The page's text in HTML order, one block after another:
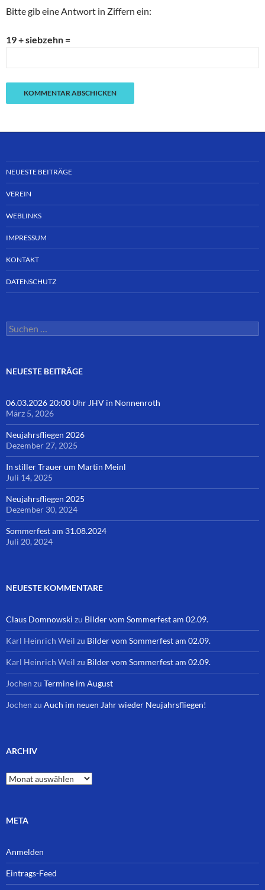
Bitte gib eine Antwort in Ziffern ein:
19 + siebzehn =
NEUESTE BEITRÄGE
VEREIN
WEBLINKS
IMPRESSUM
KONTAKT
DATENSCHUTZ
Suchen
nach:
NEUESTE BEITRÄGE
06.03.2026 20:00 Uhr JHV in Nonnenroth
März 5, 2026
Neujahrsfliegen 2026
Dezember 27, 2025
In stiller Trauer um Martin Meinl
Juli 14, 2025
Neujahrsfliegen 2025
Dezember 30, 2024
Sommerfest am 31.08.2024
Juli 20, 2024
NEUESTE KOMMENTARE
Claus Domnowski zu Bilder vom Sommerfest am 02.09.
Karl Heinrich Weil zu Bilder vom Sommerfest am 02.09.
Karl Heinrich Weil zu Bilder vom Sommerfest am 02.09.
Jochen zu Termine im August
Jochen zu Auch im neuen Jahr wieder Neujahrsfliegen!
ARCHIV
Archiv
META
Anmelden
Eintrags-Feed